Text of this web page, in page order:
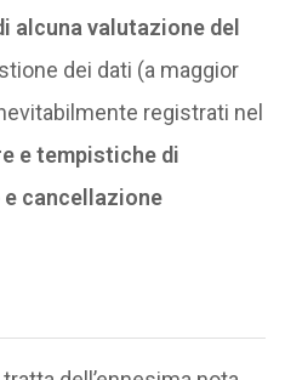
alcuna valutazione del
dei dati (a maggior
registrati nel
e tempistiche di
cancellazione